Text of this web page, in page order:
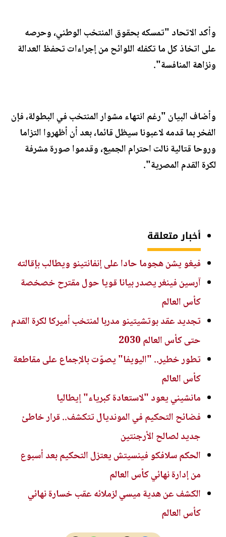
وأكد الاتحاد "تمسكه بحقوق المنتخب الوطني، وحرصه
على اتخاذ كل ما تكفله اللوائح من إجراءات تحفظ العدالة
ونزاهة المنافسة".
وأضاف البيان "رغم انتهاء مشوار المنتخب في البطولة، فإن
الفخر بما قدمه لاعبونا سيظل قائما، بعد أن أظهروا التزاما
وروحا قتالية نالت احترام الجميع، وقدموا صورة مشرفة
لكرة القدم المصرية".
أخبار متعلقة
فيغو يشن هجوما حادا على إنفانتينو ويطالب بإقالته
آرسين فينغر يصدر بيانا قويا حول مقترح خصخصة
كأس العالم
تجديد عقد بوتشيتينو مدربا لمنتخب أميركا لكرة القدم
حتى كأس العالم 2030
تطور خطير.. "اليويفا" يصوّت بالإجماع على مقاطعة
كأس العالم
مانشيني يعود "لاستعادة كبرياء" إيطاليا
فضائح التحكيم في المونديال تتكشف.. قرار خاطئ
جديد لصالح الأرجنتين
الحكم سلافكو فينسيتش يعتزل التحكيم بعد أسبوع
من إدارة نهائي كأس العالم
الكشف عن هدية ميسي لزملائه عقب خسارة نهائي
كأس العالم